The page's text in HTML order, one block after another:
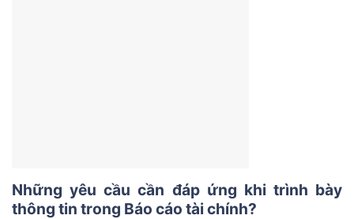
Những yêu cầu cần đáp ứng khi trình bày
thông tin trong Báo cáo tài chính?